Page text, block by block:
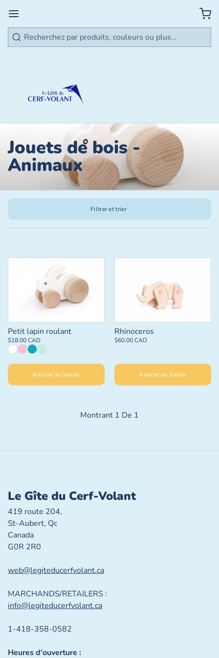
Jouets de bois -
Animaux
Filtrer et trier
Petit lapin roulant
$18.00 CAD
Ajouter au panier
Rhinoceros
$60.00 CAD
Ajouter au panier
Montrant 1 De 1
Le Gîte du Cerf-Volant
419 route 204,
St-Aubert, Qc
Canada
G0R 2R0
web@legiteducerfvolant.ca
MARCHANDS/RETAILERS :
info@legiteducerfvolant.ca
1-418-358-0582
Heures d'ouverture :